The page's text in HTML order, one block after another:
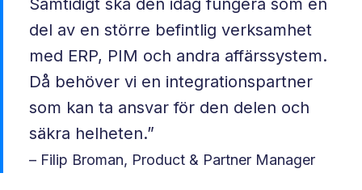
Samtidigt ska den idag fungera som en
del av en större befintlig verksamhet
med ERP, PIM och andra affärssystem.
Då behöver vi en integrationspartner
som kan ta ansvar för den delen och
säkra helheten.”
– Filip Broman, Product & Partner Manager